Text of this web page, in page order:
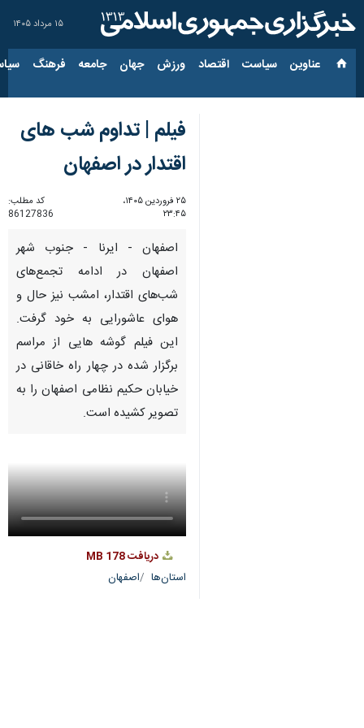
۱۵ مرداد ۱۴۰۵
عناوین‌ سیاست اقتصاد ورزش جهان جامعه فرهنگ
فیلم | تداوم شب های
اقتدار در اصفهان
۲۵ فروردین ۱۴۰۵،
۲۳:۴۵
کد مطلب:
86127836
اصفهان - ایرنا - جنوب شهر
اصفهان در ادامه تجمع‌های
شب‌های اقتدار، امشب نیز حال و
هوای عاشورایی به خود گرفت.
این فیلم گوشه هایی از مراسم
برگزار شده در چهار راه خاقانی در
خیابان حکیم نظامی اصفهان را به
تصویر کشیده است.
دریافت178 MB
استان‌ها
اصفهان